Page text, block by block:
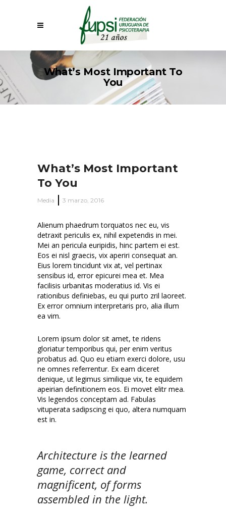
What’s Most Important To
You
What’s Most Important
To You
Media 3 marzo, 2016
Alienum phaedrum torquatos nec eu, vis
detraxit periculis ex, nihil expetendis in mei.
Mei an pericula euripidis, hinc partem ei est.
Eos ei nisl graecis, vix aperiri consequat an.
Eius lorem tincidunt vix at, vel pertinax
sensibus id, error epicurei mea et. Mea
facilisis urbanitas moderatius id. Vis ei
rationibus definiebas, eu qui purto zril laoreet.
Ex error omnium interpretaris pro, alia illum
ea vim.
Lorem ipsum dolor sit amet, te ridens
gloriatur temporibus qui, per enim veritus
probatus ad. Quo eu etiam exerci dolore, usu
ne omnes referrentur. Ex eam diceret
denique, ut legimus similique vix, te equidem
apeirian definitionem eos. Ei movet elitr mea.
Vis legendos conceptam ad. Fabulas
vituperata sadipscing ei quo, altera numquam
est in.
Architecture is the learned
game, correct and
magnificent, of forms
assembled in the light.